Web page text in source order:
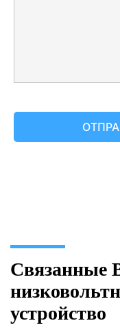
Связанные
устройство